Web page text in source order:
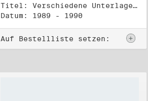
Titel: Verschiedene Unterlagen, Herbst 1989 bis Herbst 1990
Datum: 1989 - 1990
Auf Bestellliste setzen: